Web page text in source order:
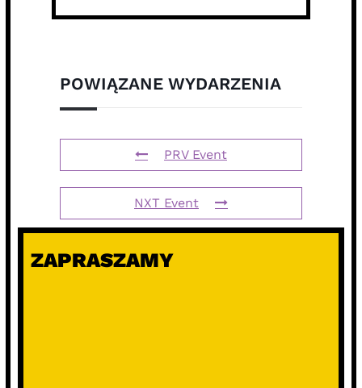
POWIĄZANE WYDARZENIA
PRV Event
NXT Event
ZAPRASZAMY